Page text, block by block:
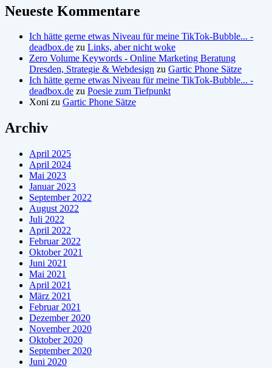
Neueste Kommentare
Ich hätte gerne etwas Niveau für meine TikTok-Bubble... -
deadbox.de zu Links, aber nicht woke
Zero Volume Keywords - Online Marketing Beratung
Dresden, Strategie & Webdesign zu Gartic Phone Sätze
Ich hätte gerne etwas Niveau für meine TikTok-Bubble... -
deadbox.de zu Poesie zum Tiefpunkt
Xoni zu Gartic Phone Sätze
Archiv
April 2025
April 2024
Mai 2023
Januar 2023
September 2022
August 2022
Juli 2022
April 2022
Februar 2022
Oktober 2021
Juni 2021
Mai 2021
April 2021
März 2021
Februar 2021
Dezember 2020
November 2020
Oktober 2020
September 2020
Juni 2020